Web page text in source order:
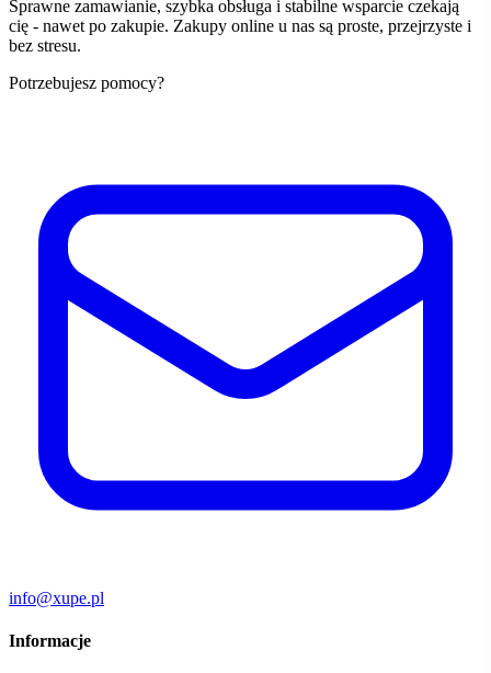
Sprawne zamawianie, szybka obsługa i stabilne wsparcie czekają
cię - nawet po zakupie. Zakupy online u nas są proste, przejrzyste i
bez stresu.
Potrzebujesz pomocy?
info@xupe.pl
Informacje